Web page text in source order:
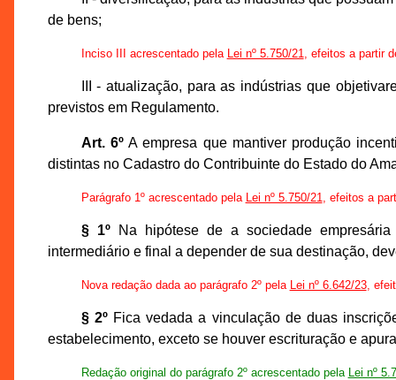
de bens;
Inciso III acrescentado pela Lei nº 5.750/21, efeitos a partir
III - atualização, para as indústrias que
previstos em Regulamento.
Art. 6ºA empresa que mantiver produção
distintas no Cadastro do Contribuinte do Estado do
Parágrafo 1º acrescentado pela Lei nº 5.750/21, efeitos a
§ 1ºNa hipótese de a sociedade empresária
intermediário e final a depender de sua destinação,
Nova redação dada ao parágrafo 2º pela Lei nº 6.642/23,
§ 2ºFica vedada a vinculação de duas
estabelecimento, exceto se houver escrituração e
Redação original do parágrafo 2º acrescentado pela Lei nº